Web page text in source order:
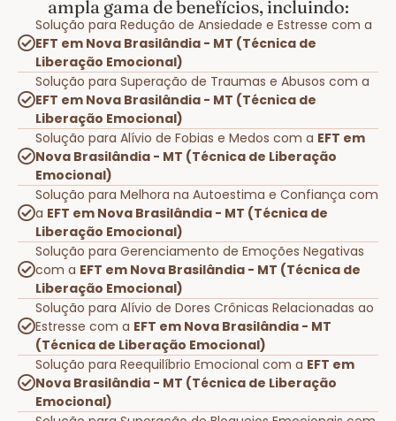
ampla gama de benefícios, incluindo:
Solução para Redução de Ansiedade e Estresse com a
EFT em Nova Brasilândia - MT (Técnica de
Liberação Emocional)
Solução para Superação de Traumas e Abusos com a
EFT em Nova Brasilândia - MT (Técnica de
Liberação Emocional)
Solução para Alívio de Fobias e Medos com a EFT em
Nova Brasilândia - MT (Técnica de Liberação
Emocional)
Solução para Melhora na Autoestima e Confiança com
a EFT em Nova Brasilândia - MT (Técnica de
Liberação Emocional)
Solução para Gerenciamento de Emoções Negativas
com a EFT em Nova Brasilândia - MT (Técnica de
Liberação Emocional)
Solução para Alívio de Dores Crônicas Relacionadas ao
Estresse com a EFT em Nova Brasilândia - MT
(Técnica de Liberação Emocional)
Solução para Reequilíbrio Emocional com a EFT em
Nova Brasilândia - MT (Técnica de Liberação
Emocional)